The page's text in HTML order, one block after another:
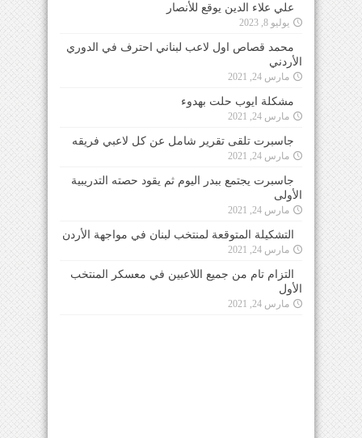
علي علاء الدين يوقع للأنصار
يوليو 8, 2023
محمد قصاص اول لاعب لبناني احترف في الدوري
الأردني
مارس 24, 2021
مشكلة ايوب حلت بهدوء
مارس 24, 2021
جاسبرت تلقى تقرير شامل عن كل لاعبي فريقه
مارس 24, 2021
جاسبرت يجتمع ببدر اليوم ثم يقود حصته التدريبية
الأولى
مارس 24, 2021
التشكيلة المتوقعة لمنتخب لبنان في مواجهة الأردن
مارس 24, 2021
التزام تام من جميع اللاعبين في معسكر المنتخب
الأول
مارس 24, 2021